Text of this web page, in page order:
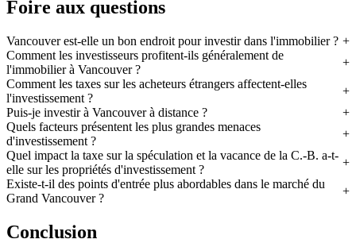
Foire aux questions
Vancouver est-elle un bon endroit pour investir dans l'immobilier ?
Comment les investisseurs profitent-ils généralement de
l'immobilier à Vancouver ?
Comment les taxes sur les acheteurs étrangers affectent-elles
l'investissement ?
Puis-je investir à Vancouver à distance ?
Quels facteurs présentent les plus grandes menaces
d'investissement ?
Quel impact la taxe sur la spéculation et la vacance de la C.-B. a-t-
elle sur les propriétés d'investissement ?
Existe-t-il des points d'entrée plus abordables dans le marché du
Grand Vancouver ?
Conclusion